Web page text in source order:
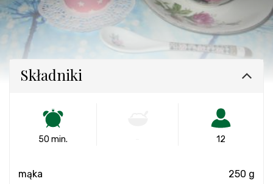
Składniki
50 min. 12
mąka 250 g